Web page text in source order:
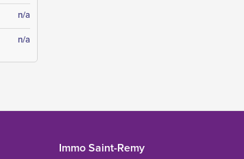
n/a
n/a
Immo Saint-Remy